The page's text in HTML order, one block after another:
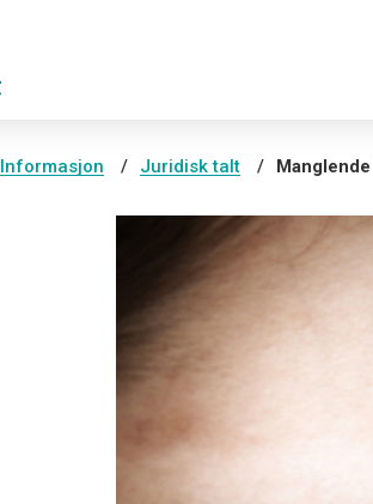
Informasjon Juridisk talt